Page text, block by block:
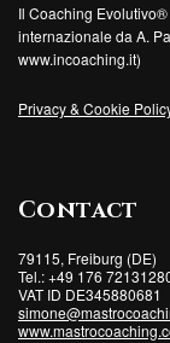
Il Coaching
internazionale da A.
www.incoaching.it)
Privacy & Cookie
Contact
79115, Freiburg (DE)
Tel.: +49 176
VAT ID DE345880681